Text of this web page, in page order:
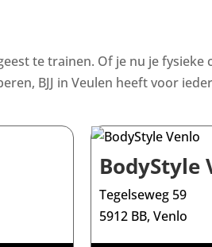
te trainen. Of je nu je
BJJ in Veulen heeft voor
BodyStyle
Tegelseweg 59
5912 BB, Venlo